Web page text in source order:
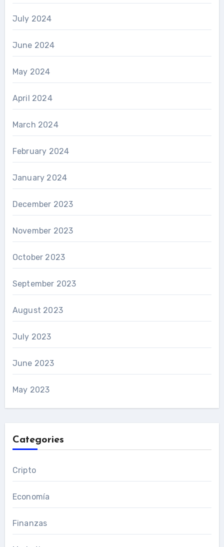
July 2024
June 2024
May 2024
April 2024
March 2024
February 2024
January 2024
December 2023
November 2023
October 2023
September 2023
August 2023
July 2023
June 2023
May 2023
Categories
Cripto
Economía
Finanzas